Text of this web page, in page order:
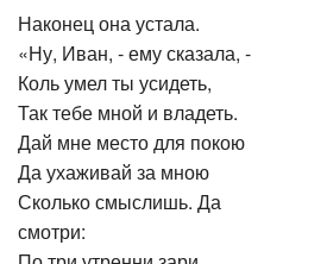
Наконец она устала.
«Ну, Иван, - ему сказала, -
Коль умел ты усидеть,
Так тебе мной и владеть.
Дай мне место для покою
Да ухаживай за мною
Сколько смыслишь. Да
смотри: